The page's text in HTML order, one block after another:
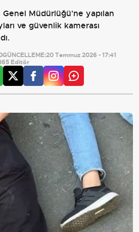
Müdürlüğü'ne yapılan
ve güvenlik kamerası
GÜNCELLEME:20 Temmuz 2026 - 17:41
Editör